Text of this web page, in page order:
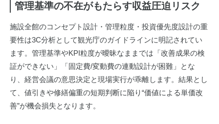
管理基準の不在がもたらす収益圧迫リスク
施設全館のコンセプト設計・管理粒度・投資優先度設計の重
要性は3C分析として観光庁のガイドラインに明記されてい
ます。管理基準やKPI粒度が曖昧なままでは「改善成果の検
証ができない」「固定費/変動費の連動設計が困難」とな
り、経営会議の意思決定と現場実行が乖離します。結果とし
て、値引きや修繕偏重の短期判断に陥り“価値による単価改
善”が機会損失となります。